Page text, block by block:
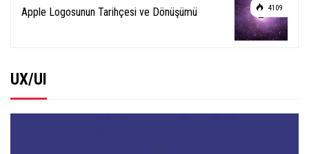
4109
Apple Logosunun Tarihçesi ve Dönüşümü
UX/UI